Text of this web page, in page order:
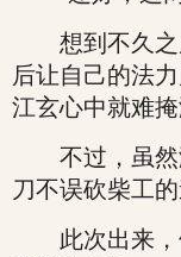
想到不久之
后让自己的法
江玄心中就难掩
不过，虽然
刀不误砍柴工
此次出来，